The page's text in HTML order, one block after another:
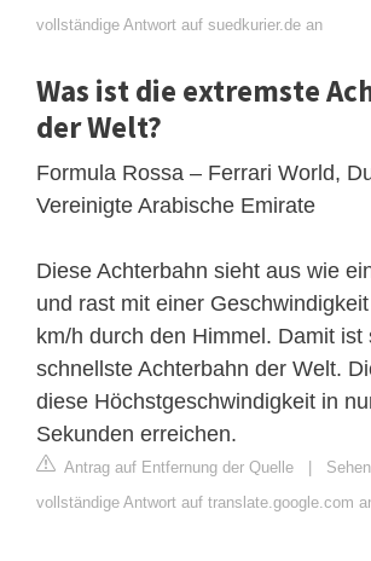
vollständige Antwort auf suedkurier.de an
Was ist die extremste
der Welt?
Formula Rossa – Ferrari World,
Vereinigte Arabische Emirate
Diese Achterbahn sieht aus wie
und rast mit einer
km/h durch den Himmel. Damit ist
schnellste Achterbahn der Welt.
diese Höchstgeschwindigkeit in
Sekunden erreichen.
Antrag auf Entfernung der Quelle |
vollständige Antwort auf translate.google.com